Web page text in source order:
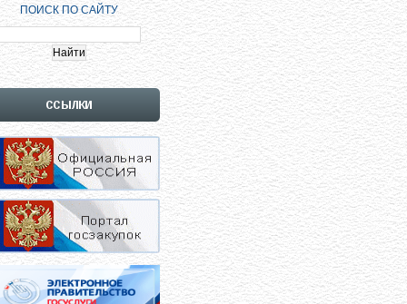
ПОИСК ПО САЙТУ